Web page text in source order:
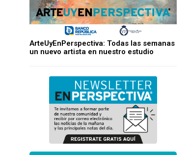
ArteUyEnPerspectiva: Todas las semanas
un nuevo artista en nuestro estudio